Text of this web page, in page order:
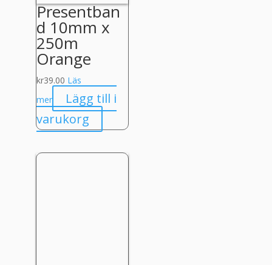
Presentban
d 10mm x
250m
Orange
kr39.00 Läs
mer
Lägg till i
varukorg